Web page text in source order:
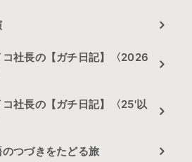
コ社長の【ガチ日記】〈2026
コ社長の【ガチ日記】〈25'以
つづきをたどる旅